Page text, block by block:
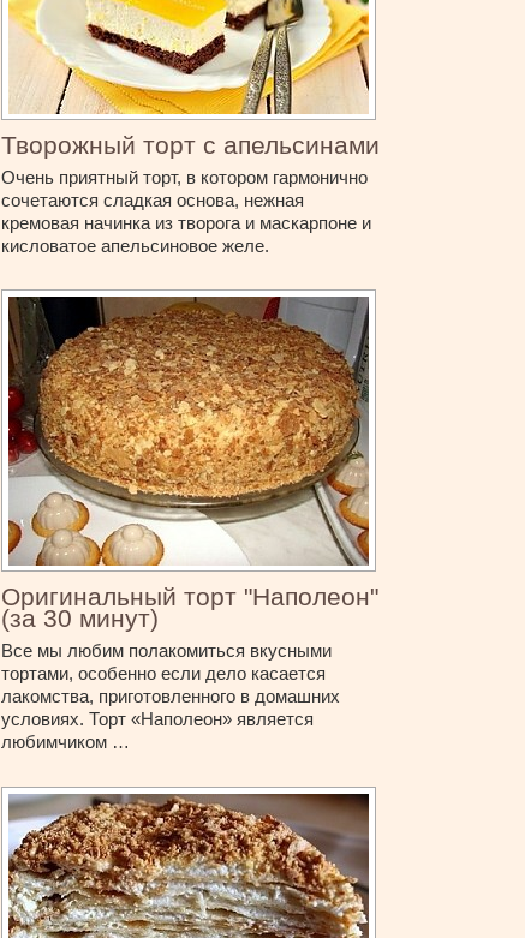
Творожный торт с апельсинами
Очень приятный торт, в котором гармонично
сочетаются сладкая основа, нежная
кремовая начинка из творога и маскарпоне и
кисловатое апельсиновое желе.
Оригинальный торт "Наполеон"
(за 30 минут)
Все мы любим полакомиться вкусными
тортами, особенно если дело касается
лакомства, приготовленного в домашних
условиях. Торт «Наполеон» является
любимчиком …